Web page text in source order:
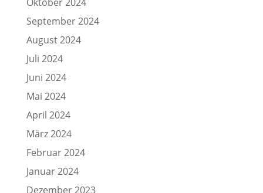
September 2024
August 2024
Juli 2024
Juni 2024
Mai 2024
April 2024
März 2024
Februar 2024
Januar 2024
Dezember 2023